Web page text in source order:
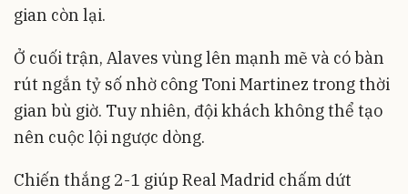
gian còn lại.
Ở cuối trận, Alaves vùng lên mạnh mẽ và có bàn
rút ngắn tỷ số nhờ công Toni Martinez trong thời
gian bù giờ. Tuy nhiên, đội khách không thể tạo
nên cuộc lội ngược dòng.
Chiến thắng 2-1 giúp Real Madrid chấm dứt